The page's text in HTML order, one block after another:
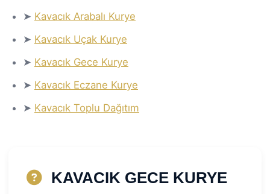
➤ Kavacık Arabalı Kurye
➤ Kavacık Uçak Kurye
➤ Kavacık Gece Kurye
➤ Kavacık Eczane Kurye
➤ Kavacık Toplu Dağıtım
KAVACIK GECE KURYE